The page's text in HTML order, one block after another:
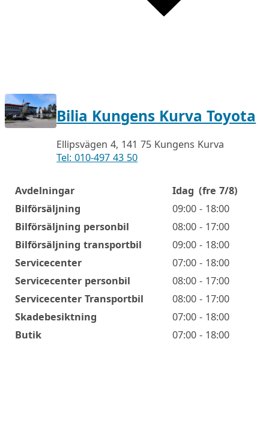
Bilia Kungens Kurva Toyota
Ellipsvägen 4, 141 75 Kungens Kurva
Tel: 010-497 43 50
Öppettider
Avdelningar Idag (fre 7/8)
Bilförsäljning
09:00 - 18:00
Bilförsäljning personbil
08:00 - 17:00
Bilförsäljning transportbil
09:00 - 18:00
Servicecenter
07:00 - 18:00
Servicecenter personbil
08:00 - 17:00
Servicecenter Transportbil
08:00 - 17:00
Skadebesiktning
07:00 - 18:00
Butik
07:00 - 18:00